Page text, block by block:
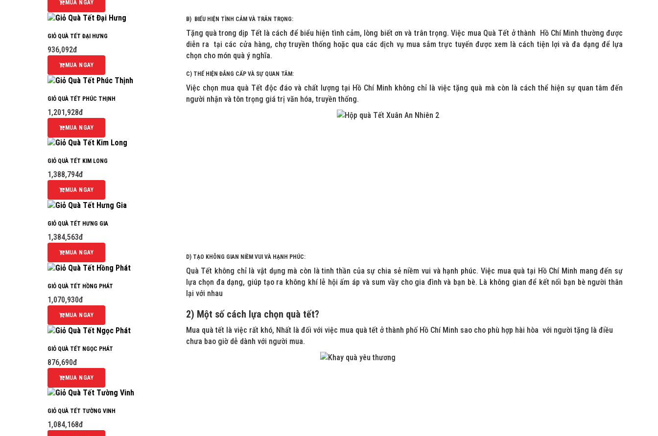
B) BIỂU HIỆN TÌNH CẢM VÀ TRÂN TRỌNG:
Tặng quà trong dịp Tết là cách để biểu hiện tình cảm, lòng biết ơn và trân trọng. Việc mua Quà Tết ở thành Hồ Chí Minh thường được
diễn ra tại các cửa hàng, chợ truyền thống hoặc qua các dịch vụ mua sắm trực tuyến được xem là cách tiện lợi và đa dạng để lựa
chọn cho món quà ý nghĩa.
C) THỂ HIỆN ĐẲNG CẤP VÀ SỰ QUAN TÂM:
Việc chọn mua quà Tết độc đáo và chất lượng tại Hồ Chí Minh không chỉ là việc tặng quà mà còn là cách thể hiện sự quan tâm đến
người nhận và tôn trọng giá trị văn hóa, truyền thống.
D) TẠO KHÔNG GIAN NIỀM VUI VÀ HẠNH PHÚC:
Quà Tết không chỉ là vật dụng mà còn là tinh thần của sự chia sẻ niềm vui và hạnh phúc. Việc mua quà tại Hồ Chí Minh mang đến sự
lựa chọn đa dạng, giúp tạo ra không khí lễ hội ấm áp và sum vầy cho gia đình và bạn bè. Là không gian để kết nối bạn bè người thân
lại với nhau
2) Một số cách lựa chọn quà tết?
Mua quà tết là việc rất khó, Nhất là đối với việc mua quà tết ở thành phố Hồ Chí Minh sao cho phù hợp hài hòa với người tặng là điều
chưa bao giờ dễ dành với người mua.
MUA NGAY
GIỎ QUÀ TẾT ĐẠI HƯNG
936,092đ
MUA NGAY
GIỎ QUÀ TẾT PHÚC THỊNH
1,201,928đ
MUA NGAY
GIỎ QUÀ TẾT KIM LONG
1,388,794đ
MUA NGAY
GIỎ QUÀ TẾT HƯNG GIA
1,384,563đ
MUA NGAY
GIỎ QUÀ TẾT HỒNG PHÁT
1,070,930đ
MUA NGAY
GIỎ QUÀ TẾT NGỌC PHÁT
876,690đ
MUA NGAY
GIỎ QUÀ TẾT TƯỜNG VINH
1,084,168đ